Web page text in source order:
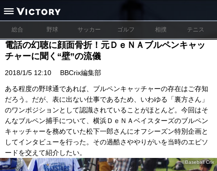
総合 野球 サッカー ゴルフ 相撲 テニス
電話の幻聴に顔面骨折！元ＤｅＮＡブルペンキャッ
チャーに聞く“壁”の流儀
2018/1/5 12:10 BBCrix編集部
ある程度の野球通であれば、ブルペンキャッチャーの存在はご存知
だろう。だが、表に出ない仕事であるため、いわゆる「裏方さん」
のワンポジションとして認識されていることがほとんど。今回はそ
んなブルペン捕手について、横浜ＤｅＮＡベイスターズのブルペン
キャッチャーを務めていた松下一郎さんにオフシーズン特別企画と
してインタビューを行った。その過酷さややりがいを当時のエピソ
ードを交えて紹介したい。
©Baseball Crix